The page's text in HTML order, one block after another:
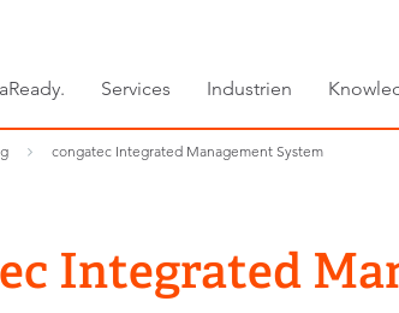
aReady. Services Industrien
congatec Integrated Management System
Integrated